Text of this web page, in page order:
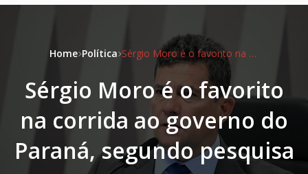
Home Política Sérgio Moro é o favorito na corrida ao governo do Paraná, segundo pesquisa
Sérgio Moro é o favorito
na corrida ao governo do
Paraná, segundo pesquisa